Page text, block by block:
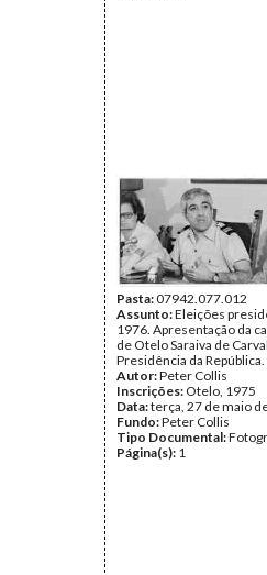
Pasta:07942.077.012
Assunto:Eleições
1976. Apresentação da
de Otelo Saraiva de
Presidência da República.
Autor:Peter Collis
Inscrições: Otelo, 1975
Data:terça, 27 de maio
Fundo:Peter Collis
Tipo Documental:
Página(s): 1